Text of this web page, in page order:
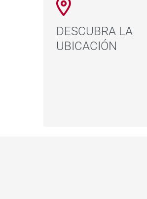
DESCUBRA LA
UBICACIÓN